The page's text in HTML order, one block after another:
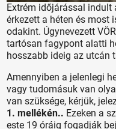
Extrém időjárással indult
érkezett a héten és most
odakint. Úgynevezett
tartósan fagypont alatti
hosszabb ideig az utcán
Amennyiben a jelenlegi
vagy tudomásuk van
van szüksége, kérjük,
1. mellékén.. Ezeken a
este 19 óráig fogadják